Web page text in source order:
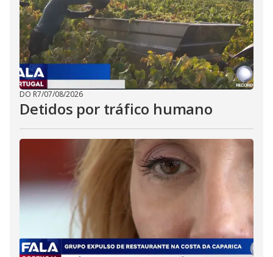
DO R7/07/08/2026
Detidos por tráfico humano